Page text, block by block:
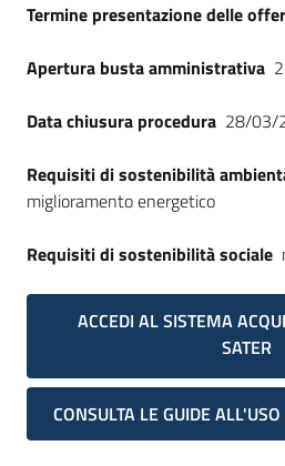
Termine presentazione delle
Apertura busta amministrativa
Data chiusura procedura 28/03/
Requisiti di sostenibilità
miglioramento energetico
Requisiti di sostenibilità sociale
ACCEDI AL SISTEMA
SATER
CONSULTA LE GUIDE ALL'USO